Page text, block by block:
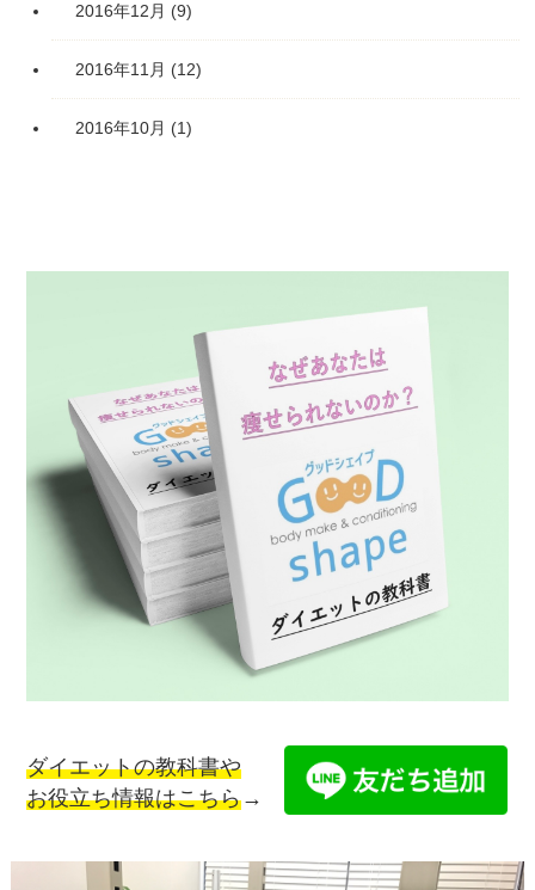
2016年12月 (9)
2016年11月 (12)
2016年10月 (1)
ダイエットの教科書や
お役立ち情報はこちら→